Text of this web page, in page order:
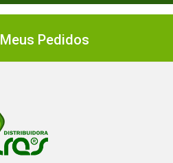
Meus Pedidos